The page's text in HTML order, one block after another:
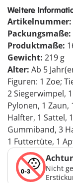
Weitere
Artikelnummer:
Packungsmaße:
Produktmaße:
Gewicht: 219 g
Alter: Ab 5
Figuren: 1 Zoe;
2 Siegerwimpel,
Pylonen, 1 Zaun,
Halfter, 1 Sattel,
Gummiband, 3
1 Futtertüte, 1
Nicht